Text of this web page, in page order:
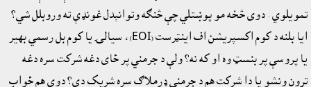
تمويلوي . دوى څخه مو پوښتلي چې څنګه وتوانېدل غونډې ته وروبلل شي؟
ايا بلنه د کوم اکسپريشن اف اينټرست (EOI)، سيالۍ يا کوم بل رسمي بهير
يا پروسې پر بنسټ وه او که نه؟ ولې د جرمني پر ځاى دغه شرکت سره دغه
تړون ونشو يا دا شرکت هم د جرمني ډرملاګ سره شريک دى؟ دوى هم ځواب